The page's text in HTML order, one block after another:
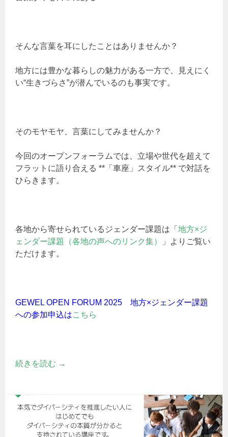
そんな言葉を耳にしたことはありませんか？
地方には豊かな暮らしの魅力がある一方で、見えにく
い“生きづらさ”が潜んでいるのも事実です。
そのモヤモヤ、言葉にしてみませんか？
今回のオープンフォーラムでは、立場や世代を超えて
フラットに語り合える **「車座」スタイル** で対話を
ひらきます。
各地から寄せられているジェンダー課題は「地方×ジ
ェンダー課題（各地の声へのリンク集）
」よりご覧い
ただけます。
GEWEL OPEN FORUM 2025 地方×ジェンダー課題
への参加申込はこちら
続きを読む →